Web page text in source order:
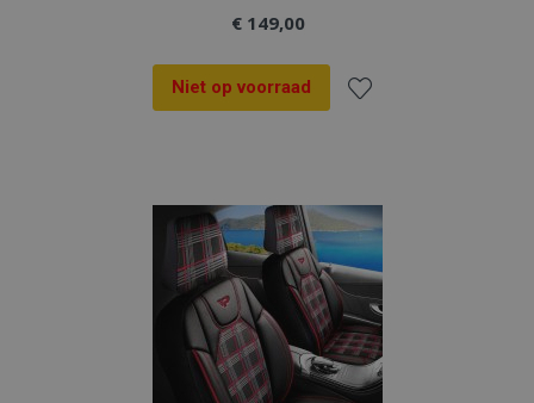
€ 149,00
Niet op voorraad
aan
verlanglijst